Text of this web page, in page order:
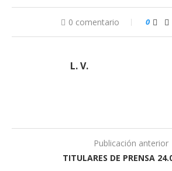
0 comentario 0
L. V.
Publicación anterior
TITULARES DE PRENSA